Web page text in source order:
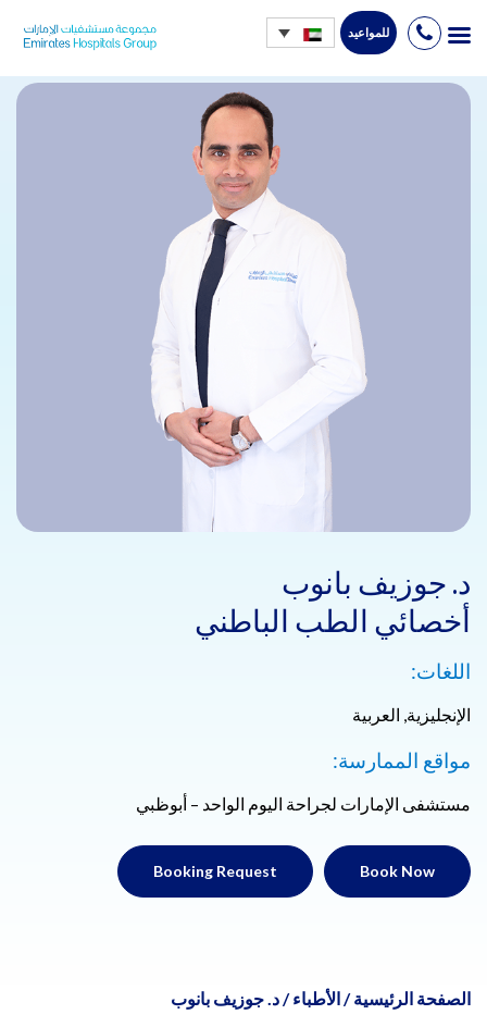
Skip
content
للمواعيد
د. جوزيف بانوب
أخصائي الطب الباطني
اللغات:
الإنجليزية, العربية
مواقع الممارسة:
مستشفى الإمارات لجراحة اليوم الواحد – أبوظبي
Book Now
Booking Request
الصفحة الرئيسية /الأطباء /د. جوزيف بانوب